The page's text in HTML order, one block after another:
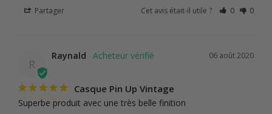
Partager Cet avis était-il utile ? 0 0
R
06 août 2020
Raynald
Casque Pin Up Vintage
Superbe produit avec une très belle finition